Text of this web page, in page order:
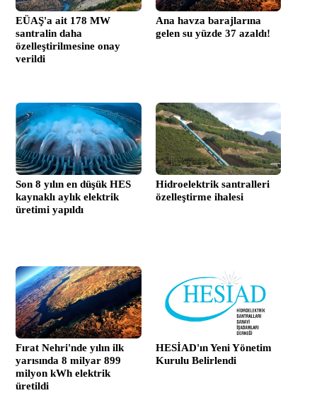
EÜAŞ'a ait 178 MW
santralin daha
özelleştirilmesine onay
verildi
Ana havza barajlarına
gelen su yüzde 37 azaldı!
Son 8 yılın en düşük HES
kaynaklı aylık elektrik
üretimi yapıldı
Hidroelektrik santralleri
özelleştirme ihalesi
Fırat Nehri'nde yılın ilk
yarısında 8 milyar 899
milyon kWh elektrik
üretildi
HESİAD'ın Yeni Yönetim
Kurulu Belirlendi